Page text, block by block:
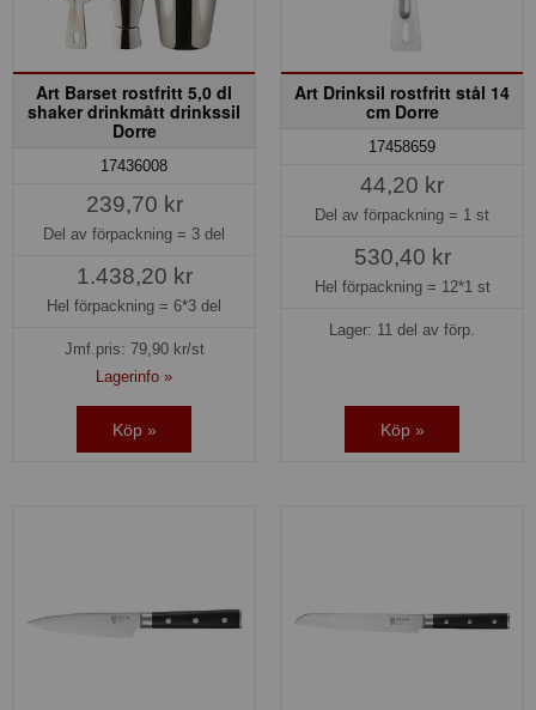
Art Barset rostfritt 5,0 dl
shaker drinkmått drinkssil
Dorre
17436008
239,70 kr
Del av förpackning = 3 del
1.438,20 kr
Hel förpackning = 6*3 del
Jmf.pris: 79,90kr/st
Lagerinfo »
Köp »
Art Drinksil rostfritt stål 14
cm Dorre
17458659
44,20 kr
Del av förpackning = 1 st
530,40 kr
Hel förpackning = 12*1 st
Lager: 11 del av förp.
Köp »